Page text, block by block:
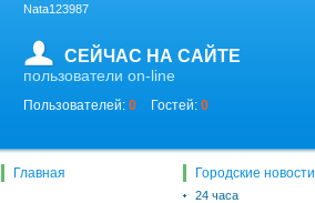
Nata123987
СЕЙЧАС НА САЙТЕ
пользователи on-line
Пользователей: 0 Гостей: 0
Главная Городские новости
24 часа